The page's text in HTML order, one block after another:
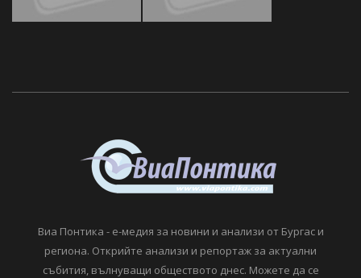
Виа Понтика - е-медия за новини и анализи от Бургас и
региона. Открийте анализи и репортаж за актуални
събития, вълнуващи обществото днес. Можете да се